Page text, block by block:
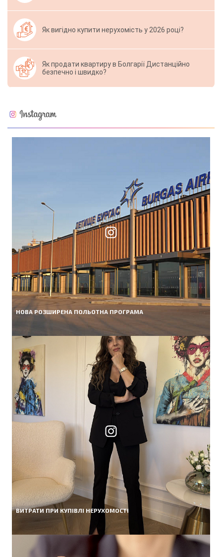
Як вигідно купити нерухомість у 2026 році?
Як продати квартиру в Болгарії Дистанційно
безпечно і швидко?
НОВА РОЗШИРЕНА ПОЛЬОТНА ПРОГРАМА
ВИТРАТИ ПРИ КУПІВЛІ НЕРУХОМОСТІ